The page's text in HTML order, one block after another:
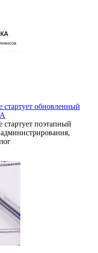
стартует обновленный
стартует поэтапный